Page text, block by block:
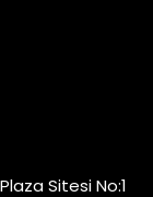
Sitesi No:1